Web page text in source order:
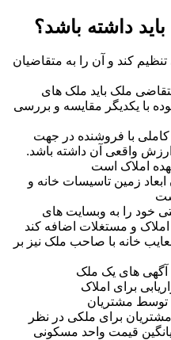
داشته باشد؟
کند و آن را به متقاضیان
ملک باید ملک های
با یکدیگر مقایسه و بررسی
با فروشنده در جهت
واقعی آن داشته باشد.
املاک است
زمین تاسیسات خانه و
خود را به وبسایت های
و مستغلات اضافه کند
خانه با صاحب ملک نیز بر
های یک ملک
برای املاک
توسط مشتریان
برای ملکی در نظر
قیمت واحد مسکونی